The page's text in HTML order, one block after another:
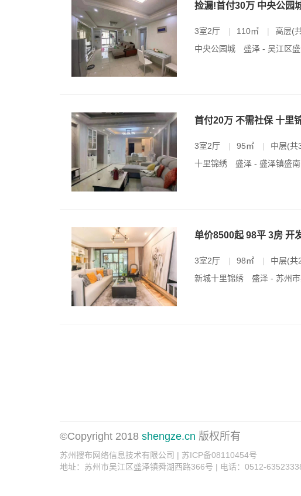
捡漏!首付30万 中央公园
3室2厅 | 110㎡ | 高层(
中央公园城
盛泽 - 吴江区
首付20万 不需社保 十里
3室2厅 | 95㎡ | 中层(共
十里锦绣
盛泽 - 盛泽镇盛
单价8500起 98平 3房 开
3室2厅 | 98㎡ | 中层(共
新城十里锦绣
盛泽 - 苏州
©Copyright 2018 shengze.cn 版权所有
苏州搜布网络信息技术有限公司 | 苏ICP备08110454号
地址：苏州市吴江区盛泽镇舜湖西路366号 | 电话：0512-